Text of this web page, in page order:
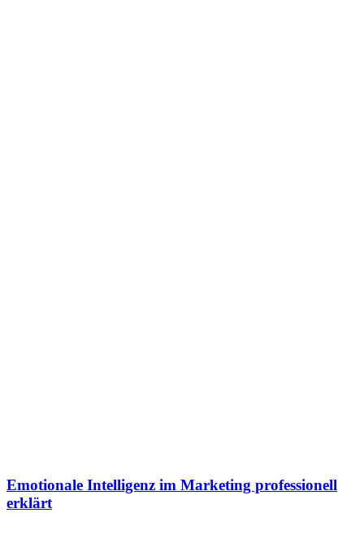
Emotionale Intelligenz im Marketing professionell
erklärt